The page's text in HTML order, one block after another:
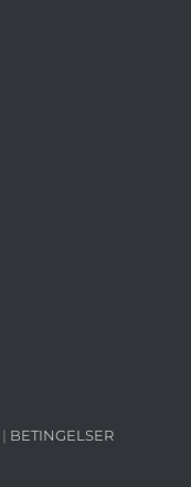
| BETINGELSER